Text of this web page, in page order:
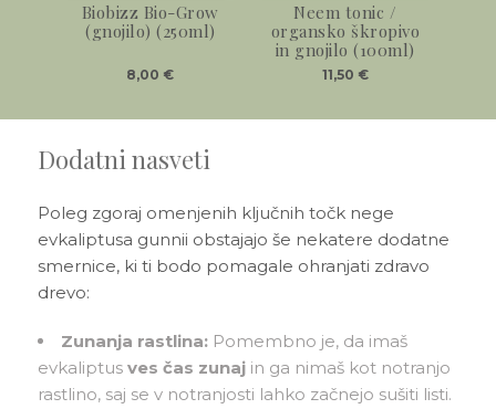
Biobizz Bio-Grow
(gnojilo) (250ml)
8,00 €
Neem tonic /
organsko škropivo
in gnojilo (100ml)
11,50 €
Dodatni nasveti
Poleg zgoraj omenjenih ključnih točk nege
evkaliptusa gunnii obstajajo še nekatere dodatne
smernice, ki ti bodo pomagale ohranjati zdravo
drevo:
Zunanja rastlina:Pomembno je, da imaš
evkaliptus ves čas zunajin ga nimaš kot notranjo
rastlino, saj se v notranjosti lahko začnejo sušiti listi.